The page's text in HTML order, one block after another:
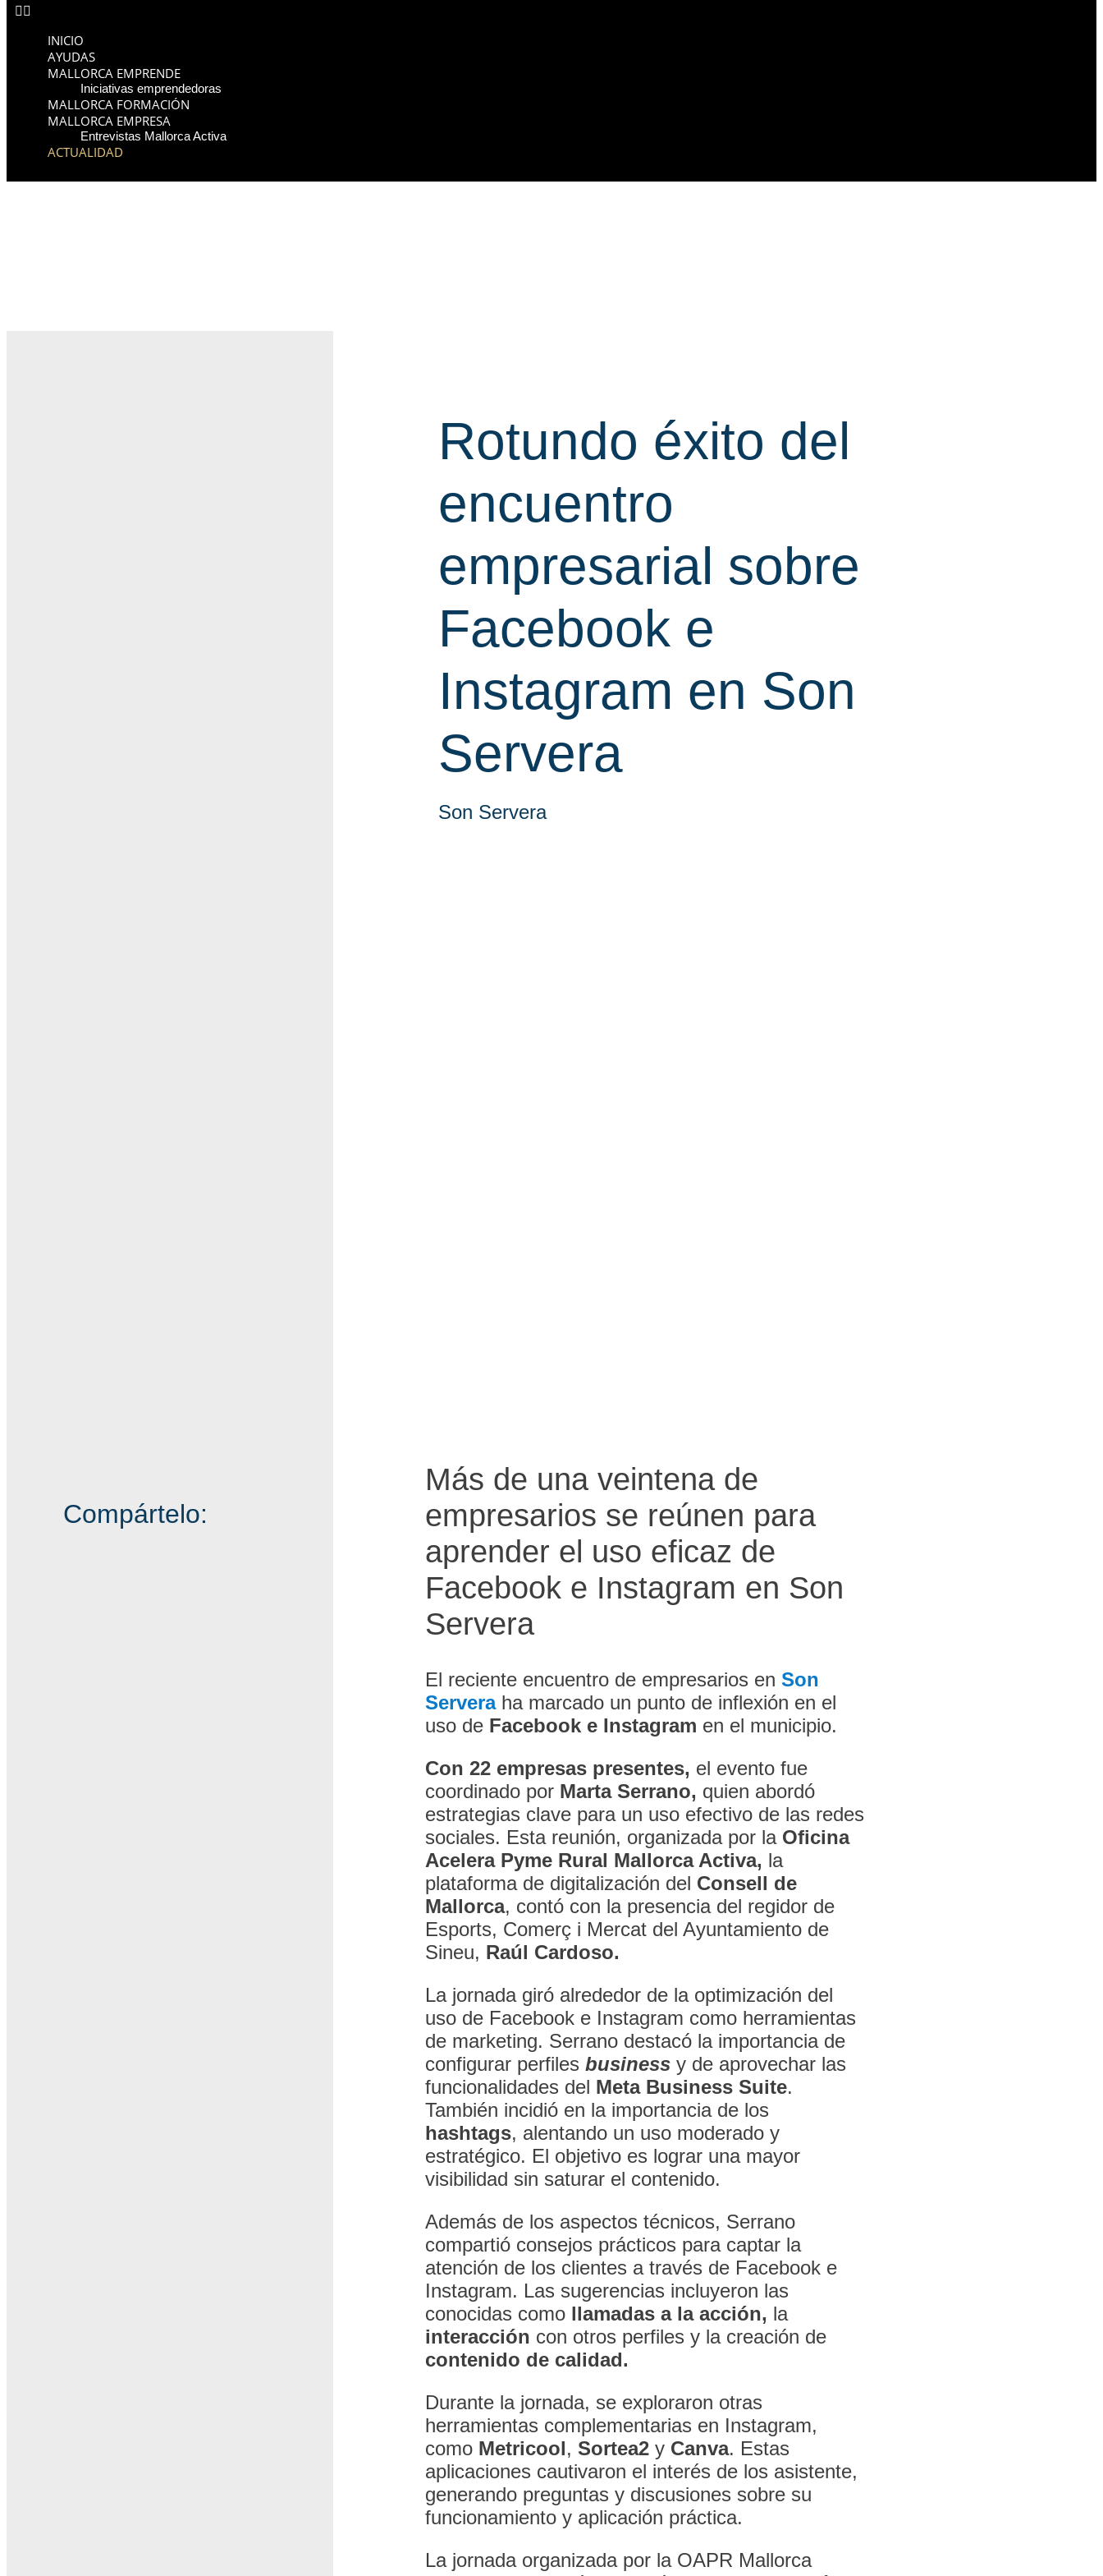
INICIO
AYUDAS
MALLORCA EMPRENDE
Iniciativas emprendedoras
MALLORCA FORMACIÓN
MALLORCA EMPRESA
Entrevistas Mallorca Activa
ACTUALIDAD
Rotundo éxito del
encuentro
empresarial sobre
Facebook e
Instagram en Son
Servera
Son Servera
Compártelo:
Más de una veintena de
empresarios se reúnen para
aprender el uso eficaz de
Facebook e Instagram en Son
Servera
El reciente encuentro de empresarios enSon
Serveraha marcado un punto de inflexión en el
uso de Facebook e Instagram en el municipio.
Con 22 empresas presentes, el evento fue
coordinado por Marta Serrano, quien abordó
estrategias clave para un uso efectivo de las redes
sociales. Esta reunión, organizada por la Oficina
Acelera Pyme Rural Mallorca Activa, la
plataforma de digitalización del Consell de
Mallorca, contó con la presencia del regidor de
Esports, Comerç i Mercat del Ayuntamiento de
Sineu, Raúl Cardoso.
La jornada giró alrededor de la optimización del
uso de Facebook e Instagram como herramientas
de marketing. Serrano destacó la importancia de
configurar perfilesbusiness y de aprovechar las
funcionalidades del Meta Business Suite.
También incidió en la importancia de los
hashtags, alentando un uso moderado y
estratégico. El objetivo es lograr una mayor
visibilidad sin saturar el contenido.
Además de los aspectos técnicos, Serrano
compartió consejos prácticos para captar la
atención de los clientes a través de Facebook e
Instagram. Las sugerencias incluyeron las
conocidas como llamadas a la acción, la
interacción con otros perfiles y la creación de
contenido de calidad.
Durante la jornada, se exploraron otras
herramientas complementarias en Instagram,
como Metricool, Sortea2 y Canva. Estas
aplicaciones cautivaron el interés de los asistente,
generando preguntas y discusiones sobre su
funcionamiento y aplicación práctica.
La jornada organizada por la OAPR Mallorca